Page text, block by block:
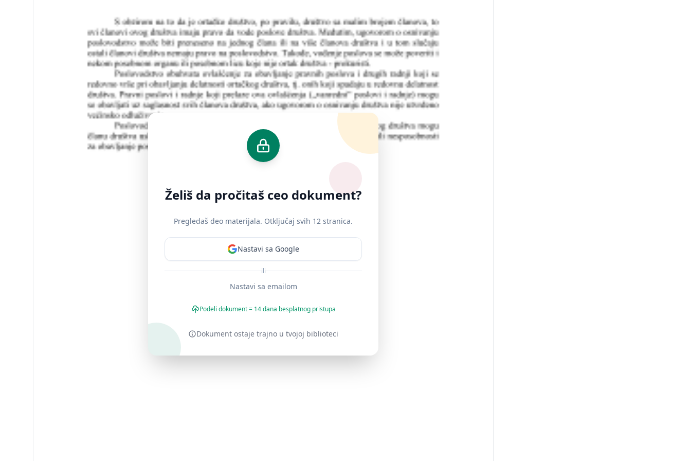
Želiš da pročitaš ceo dokument?
Pregledaš deo materijala. Otključaj svih 12 stranica.
Nastavi sa Google
ili
Nastavi sa emailom
Podeli dokument = 14 dana besplatnog pristupa
Dokument ostaje trajno u tvojoj biblioteci